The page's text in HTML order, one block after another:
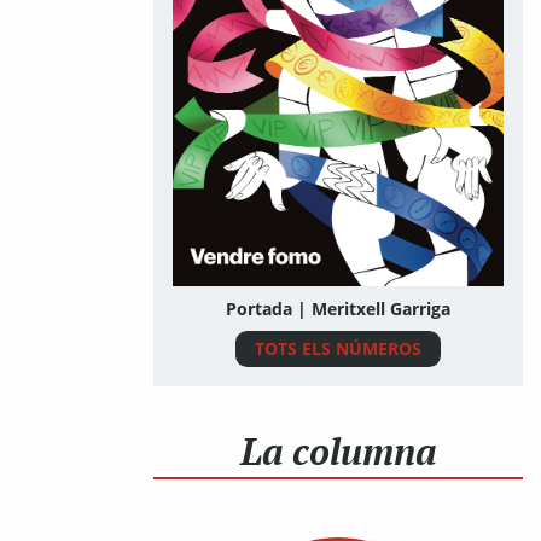
Portada | Meritxell Garriga
TOTS ELS NÚMEROS
La columna